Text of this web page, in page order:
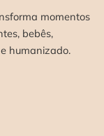
momentos
bebês,
humanizado.